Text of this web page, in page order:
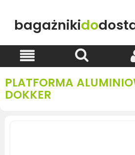
bagażnikido
PLATFORMA
DOKKER